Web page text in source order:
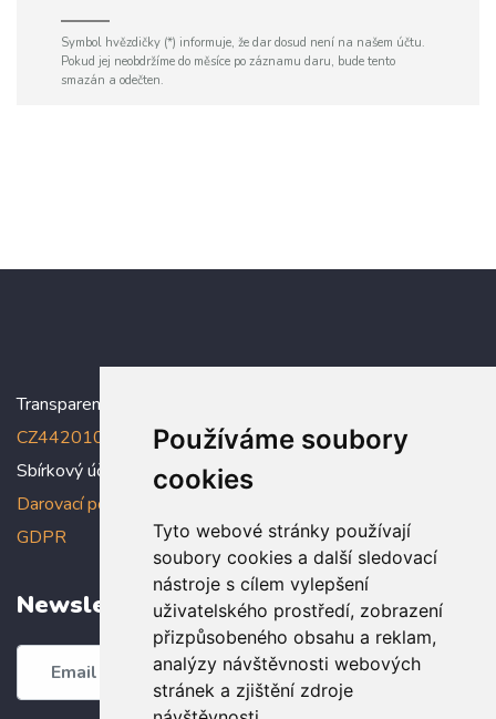
Používáme soubory
cookies
Tyto webové stránky používají
soubory cookies a další sledovací
nástroje s cílem vylepšení
uživatelského prostředí, zobrazení
přizpůsobeného obsahu a reklam,
analýzy návštěvnosti webových
stránek a zjištění zdroje
Symbol hvězdičky (*) informuje, že dar dosud není na našem účtu.
Pokud jej neobdržíme do měsíce po záznamu daru, bude tento
smazán a odečten.
Transparentní účet:
CZ4420100000005005005006
Sbírkový účet: 5005005022/2010
Darovací podmínky
GDPR
Newsletter
Odebírat